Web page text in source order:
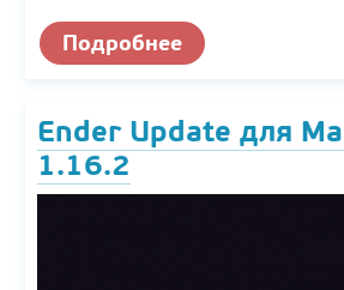
Подробнее
Ender Update для
1.16.2